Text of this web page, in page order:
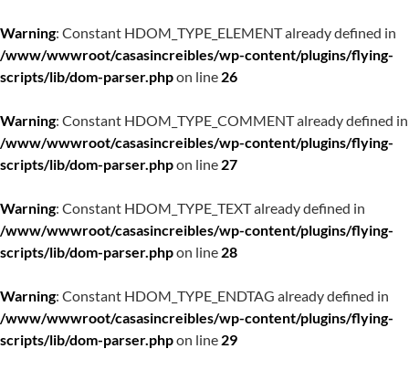
Warning: Constant HDOM_TYPE_ELEMENT already defined in
/www/wwwroot/casasincreibles/wp-content/plugins/flying-
scripts/lib/dom-parser.phpon line 26
Warning: Constant HDOM_TYPE_COMMENT already defined in
/www/wwwroot/casasincreibles/wp-content/plugins/flying-
scripts/lib/dom-parser.phpon line 27
Warning: Constant HDOM_TYPE_TEXT already defined in
/www/wwwroot/casasincreibles/wp-content/plugins/flying-
scripts/lib/dom-parser.phpon line 28
Warning: Constant HDOM_TYPE_ENDTAG already defined in
/www/wwwroot/casasincreibles/wp-content/plugins/flying-
scripts/lib/dom-parser.phpon line 29